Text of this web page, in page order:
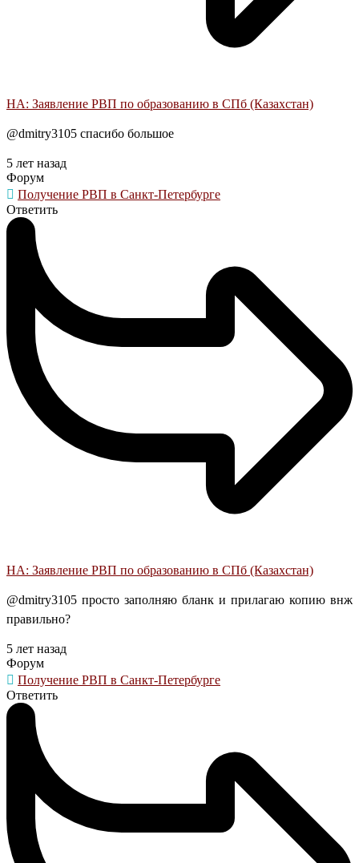
НА: Заявление РВП по образованию в СПб (Казахстан)
@dmitry3105 спасибо большое
5 лет назад
Форум
Получение РВП в Санкт-Петербурге
Ответить
НА: Заявление РВП по образованию в СПб (Казахстан)
@dmitry3105 просто заполняю бланк и прилагаю копию внж
правильно?
5 лет назад
Форум
Получение РВП в Санкт-Петербурге
Ответить